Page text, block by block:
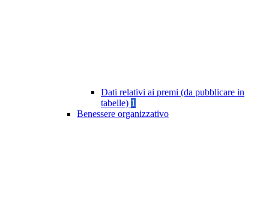
Dati relativi ai premi (da pubblicare in
tabelle) 1
Benessere organizzativo